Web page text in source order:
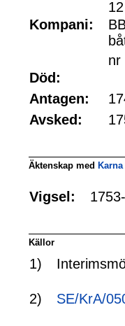
12
Kompani:
nr
Död:
Antagen:
Avsked:
Äktenskap med
Vigsel:
Källor
1)
2) SE/KrA/